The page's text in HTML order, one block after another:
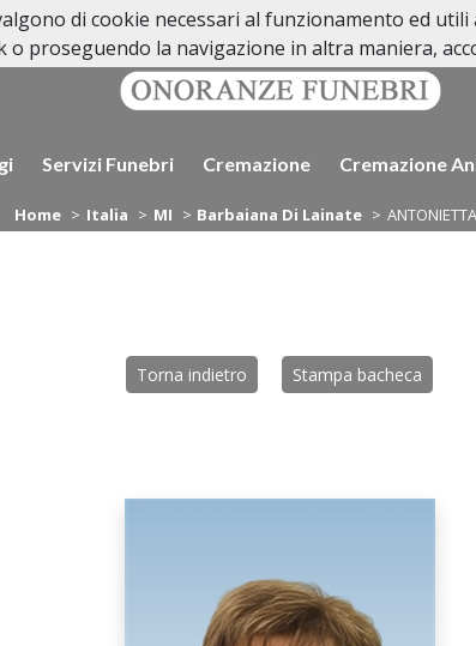
Servizi Funebri Cremazione Cremazione
Home Italia MI Barbaiana Di Lainate
Torna indietro Stampa bacheca
di cookie necessari al funzionamento ed
proseguendo la navigazione in altra maniera,